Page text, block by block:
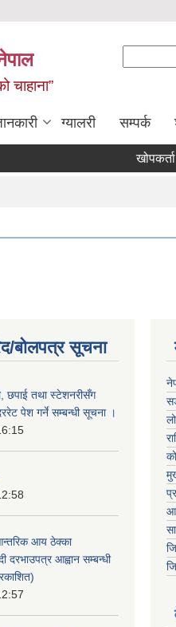
ग्यालरी सम्पर्क
खोपकर्ता
बोलपत्र सूचना
छपाई तथा स्टेशनरीसँग
पेश गर्ने सम्बन्धी सूचना ।
आय ठेक्का
दरभाउपत्र आह्वान सम्बन्धी